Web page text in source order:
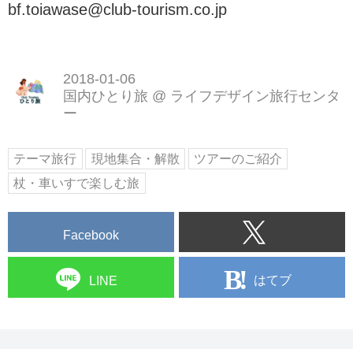
bf.toiawase@club-tourism.co.jp
2018-01-06
国内ひとり旅 @ ライフデザイン旅行センタ
ー
テーマ旅行 現地集合・解散
ツアーのご紹介
杖・車いすで楽しむ旅
Facebook
LINE はてブ